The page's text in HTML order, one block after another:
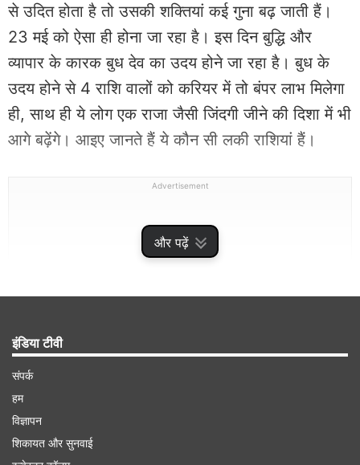
और पढ़ें
से उदित होता है तो उसकी शक्तियां कई गुना बढ़ जाती हैं।
23 मई को ऐसा ही होना जा रहा है। इस दिन बुद्धि और
व्यापार के कारक बुध देव का उदय होने जा रहा है। बुध के
उदय होने से 4 राशि वालों को करियर में तो बंपर लाभ मिलेगा
ही, साथ ही ये लोग एक राजा जैसी जिंदगी जीने की दिशा में भी
आगे बढ़ेंगे। आइए जानते हैं ये कौन सी लकी राशियां हैं।
Advertisement
वृषभ राशि (Taurus)
बुध का उदय होना आपके लिए बेहद शुभ साबित होगा।
इंडिया टीवी
संपर्क
हम
विज्ञापन
शिकायत और सुनवाई